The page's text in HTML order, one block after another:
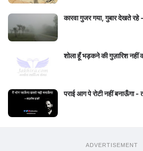
कारवा गुजर गया, गुबार देखते रहे
शोला हूँ भड़कने की गुज़ारिश नहीं
पराई आग पे रोटी नहीं बनाऊँगा -
ADVERTISEMENT